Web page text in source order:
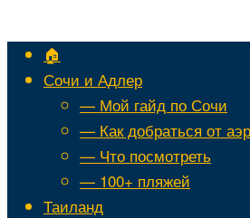
🏠
Сочи и Адлер
— Мой гайд по Сочи
— Как добраться от
— Что посмотреть
— 100+ пляжей
Таиланд